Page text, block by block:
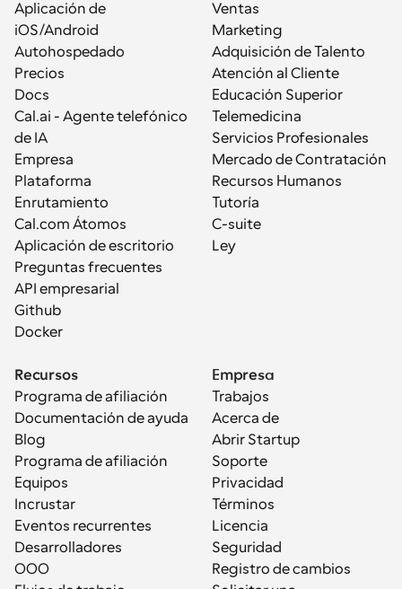
Aplicación de
iOS/Android
Autohospedado
Precios
Docs
Cal.ai - Agente telefónico
de IA
Empresa
Plataforma
Enrutamiento
Cal.com Átomos
Aplicación de escritorio
Preguntas frecuentes
API empresarial
Github
Docker
Ventas
Marketing
Adquisición de Talento
Atención al Cliente
Educación Superior
Telemedicina
Servicios Profesionales
Mercado de Contratación
Recursos Humanos
Tutoría
C-suite
Ley
Recursos
Programa de afiliación
Documentación de ayuda
Blog
Programa de afiliación
Equipos
Incrustar
Eventos recurrentes
Desarrolladores
OOO
Empresa
Trabajos
Acerca de
Abrir Startup
Soporte
Privacidad
Términos
Licencia
Seguridad
Registro de cambios